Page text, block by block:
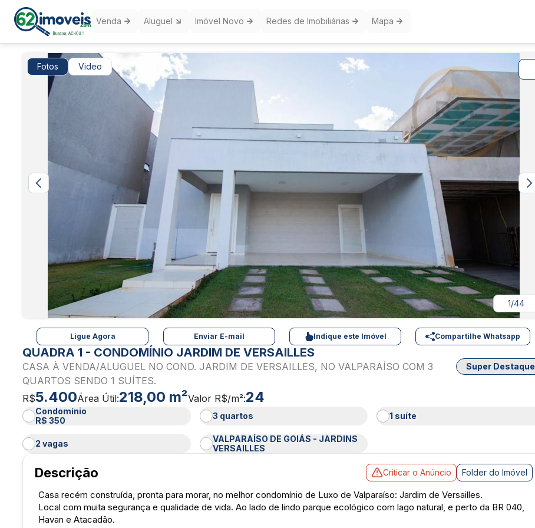
Venda Aluguel Imóvel Novo Redes de Imobiliárias Mapa
Fotos Video
1/44
Ligue Agora Enviar E-mail Indique este Imóvel Compartilhe Whatsapp
QUADRA 1 - CONDOMÍNIO JARDIM DE VERSAILLES
CASA À VENDA/ALUGUEL NO COND. JARDIM DE VERSAILLES, NO VALPARAÍSO COM 3
QUARTOS SENDO 1 SUÍTES.
Super Destaque
R$5.400Área Útil:218,00 m²Valor R$/m²:24
Condomínio
R$ 350
3 quartos 1 suíte
2 vagas
VALPARAÍSO DE GOIÁS - JARDINS
VERSAILLES
Descrição Criticar o Anúncio Folder do Imóvel
Casa recém construída, pronta para morar, no melhor condomínio de Luxo de Valparaíso: Jardim de Versailles.
Local com muita segurança e qualidade de vida. Ao lado de lindo parque ecológico com lago natural, e perto da BR 040,
Havan e Atacadão.